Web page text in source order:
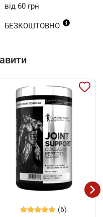
від 60 грн
БЕЗКОШТОВНО
(6)